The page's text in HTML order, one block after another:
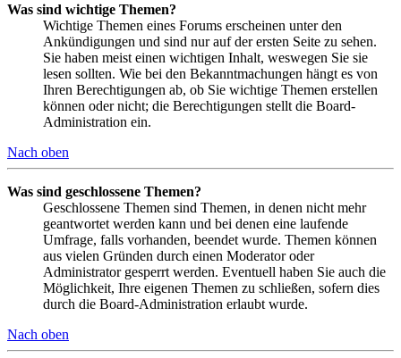
Was sind wichtige Themen?
Wichtige Themen eines Forums erscheinen unter den
Ankündigungen und sind nur auf der ersten Seite zu sehen.
Sie haben meist einen wichtigen Inhalt, weswegen Sie sie
lesen sollten. Wie bei den Bekanntmachungen hängt es von
Ihren Berechtigungen ab, ob Sie wichtige Themen erstellen
können oder nicht; die Berechtigungen stellt die Board-
Administration ein.
Nach oben
Was sind geschlossene Themen?
Geschlossene Themen sind Themen, in denen nicht mehr
geantwortet werden kann und bei denen eine laufende
Umfrage, falls vorhanden, beendet wurde. Themen können
aus vielen Gründen durch einen Moderator oder
Administrator gesperrt werden. Eventuell haben Sie auch die
Möglichkeit, Ihre eigenen Themen zu schließen, sofern dies
durch die Board-Administration erlaubt wurde.
Nach oben